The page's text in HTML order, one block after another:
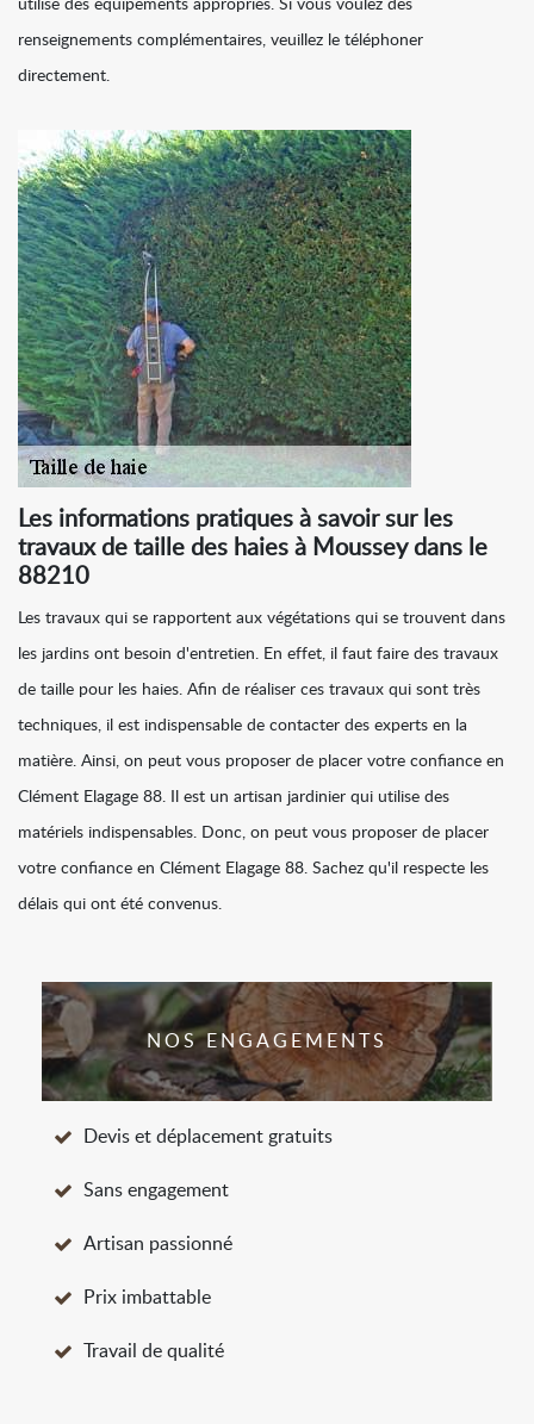
utilise des équipements appropriés. Si vous voulez des
renseignements complémentaires, veuillez le téléphoner
directement.
Les informations pratiques à savoir sur les
travaux de taille des haies à Moussey dans le
88210
Les travaux qui se rapportent aux végétations qui se trouvent dans
les jardins ont besoin d'entretien. En effet, il faut faire des travaux
de taille pour les haies. Afin de réaliser ces travaux qui sont très
techniques, il est indispensable de contacter des experts en la
matière. Ainsi, on peut vous proposer de placer votre confiance en
Clément Elagage 88. Il est un artisan jardinier qui utilise des
matériels indispensables. Donc, on peut vous proposer de placer
votre confiance en Clément Elagage 88. Sachez qu'il respecte les
délais qui ont été convenus.
NOS ENGAGEMENTS
Devis et déplacement gratuits
Sans engagement
Artisan passionné
Prix imbattable
Travail de qualité